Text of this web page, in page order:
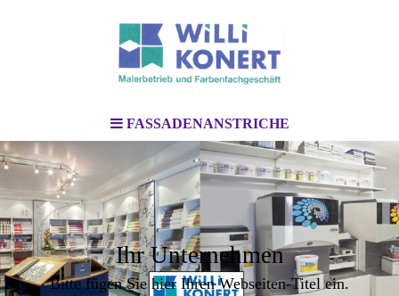
FASSADENANSTRICHE
Ihr Unternehmen
Bitte fügen Sie hier Ihren Webseiten-Titel ein.